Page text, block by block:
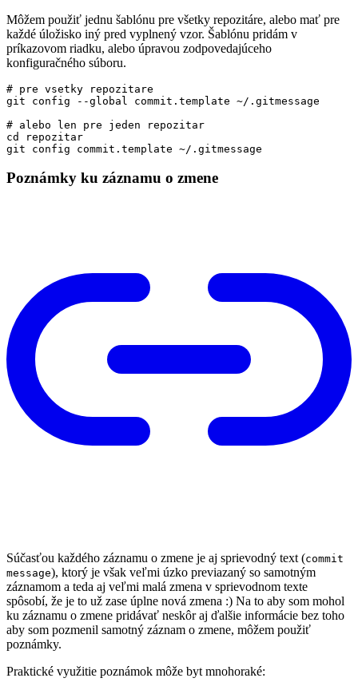
Môžem použiť jednu šablónu pre všetky repozitáre, alebo mať pre
každé úložisko iný pred vyplnený vzor. Šablónu pridám v
príkazovom riadku, alebo úpravou zodpovedajúceho
konfiguračného súboru.
# pre vsetky repozitare
# alebo len pre jeden repozitar
cd
Poznámky ku záznamu o zmene
Súčasťou každého záznamu o zmene je aj sprievodný text (commit
message), ktorý je však veľmi úzko previazaný so samotným
záznamom a teda aj veľmi malá zmena v sprievodnom texte
spôsobí, že je to už zase úplne nová zmena :) Na to aby som mohol
ku záznamu o zmene pridávať neskôr aj ďalšie informácie bez toho
aby som pozmenil samotný záznam o zmene, môžem použiť
poznámky.
Praktické využitie poznámok môže byt mnohoraké: